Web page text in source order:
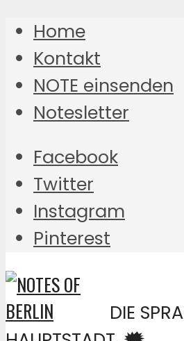
Home
Kontakt
NOTE einsenden
Notesletter
Facebook
Twitter
Instagram
Pinterest
DIE